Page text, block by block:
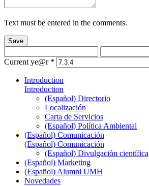
Text must be entered in the comments.
Save
Current ye@r *
Introduction
Introduction
(Español) Directorio
Localización
Carta de Servicios
(Español) Política Ambiental
(Español) Comunicación
(Español) Comunicación
(Español) Divulgación científica
(Español) Marketing
(Español) Alumni UMH
Novedades